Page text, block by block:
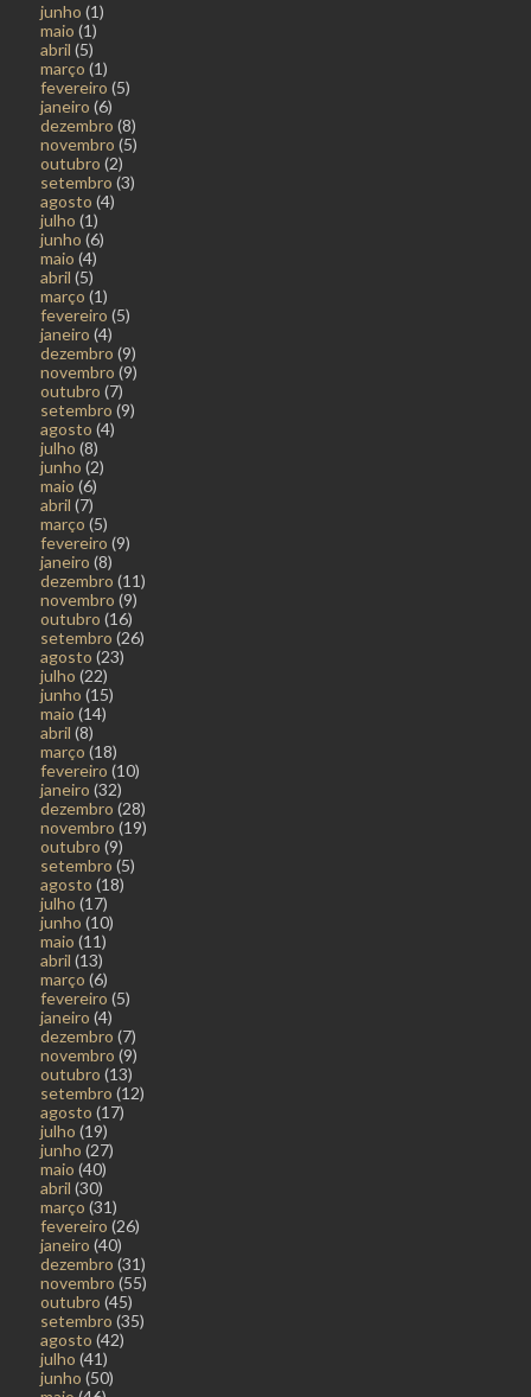
junho (1)
maio (1)
abril (5)
março (1)
fevereiro (5)
janeiro (6)
dezembro (8)
novembro (5)
outubro (2)
setembro (3)
agosto (4)
julho (1)
junho (6)
maio (4)
abril (5)
março (1)
fevereiro (5)
janeiro (4)
dezembro (9)
novembro (9)
outubro (7)
setembro (9)
agosto (4)
julho (8)
junho (2)
maio (6)
abril (7)
março (5)
fevereiro (9)
janeiro (8)
dezembro (11)
novembro (9)
outubro (16)
setembro (26)
agosto (23)
julho (22)
junho (15)
maio (14)
abril (8)
março (18)
fevereiro (10)
janeiro (32)
dezembro (28)
novembro (19)
outubro (9)
setembro (5)
agosto (18)
julho (17)
junho (10)
maio (11)
abril (13)
março (6)
fevereiro (5)
janeiro (4)
dezembro (7)
novembro (9)
outubro (13)
setembro (12)
agosto (17)
julho (19)
junho (27)
maio (40)
abril (30)
março (31)
fevereiro (26)
janeiro (40)
dezembro (31)
novembro (55)
outubro (45)
setembro (35)
agosto (42)
julho (41)
junho (50)